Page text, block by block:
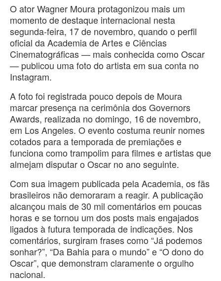
O ator Wagner Moura protagonizou mais um
momento de destaque internacional nesta
segunda-feira, 17 de novembro, quando o perfil
oficial da Academia de Artes e Ciências
Cinematográficas — mais conhecida como Oscar
— publicou uma foto do artista em sua conta no
Instagram.
A foto foi registrada pouco depois de Moura
marcar presença na cerimônia dos Governors
Awards, realizada no domingo, 16 de novembro,
em Los Angeles. O evento costuma reunir nomes
cotados para a temporada de premiações e
funciona como trampolim para filmes e artistas que
almejam disputar o Oscar no ano seguinte.
Com sua imagem publicada pela Academia, os fãs
brasileiros não demoraram a reagir. A publicação
alcançou mais de 30 mil comentários em poucas
horas e se tornou um dos posts mais engajados
ligados à futura temporada de indicações. Nos
comentários, surgiram frases como “Já podemos
sonhar?”, “Da Bahia para o mundo” e “O dono do
Oscar”, que demonstram claramente o orgulho
nacional.